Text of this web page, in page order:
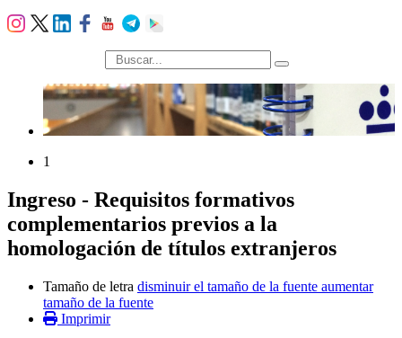
búsqueda
1
Ingreso - Requisitos formativos
complementarios previos a la
homologación de títulos extranjeros
Tamaño de letra disminuir el tamaño de la fuente aumentar
tamaño de la fuente
Imprimir